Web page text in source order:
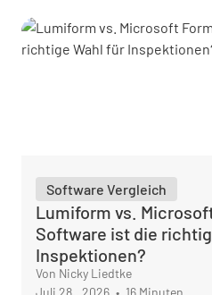
Software Vergleich
Lumiform vs.
Software ist die
Inspektionen?
Von Nicky Liedtke
Juli 28., 2026 • 16 Minuten